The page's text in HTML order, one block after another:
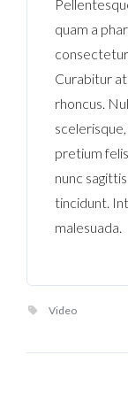
quam a
consectetur
Curabitur
rhoncus.
pretium
nunc
tincidunt.
malesuada.
Video